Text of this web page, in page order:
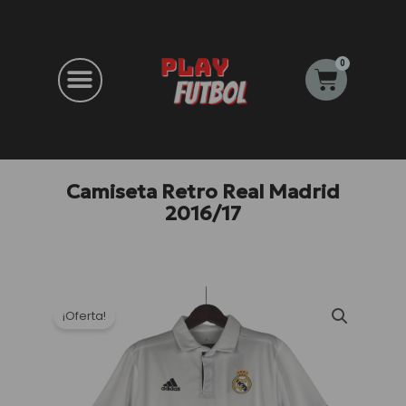
0
Carrito
Camiseta Retro Real Madrid
2016/17
¡Oferta!